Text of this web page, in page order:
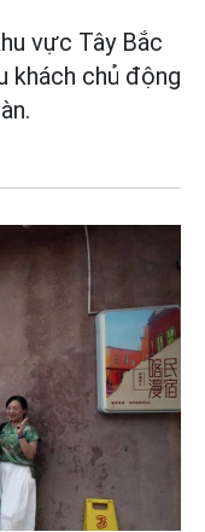
vực Tây Bắc
khách chủ động